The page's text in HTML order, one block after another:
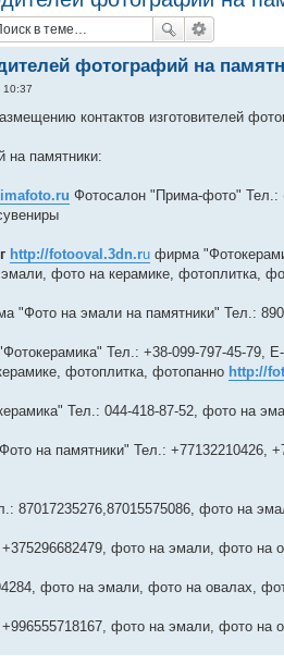
фотографий на
10:37
контактов изготовителей
на памятники:
Фотосалон "Прима-фото" Тел.:
http://fotooval.3dn.ru фирма
фото на керамике, фотоплитка,
"Фото на эмали на памятники" Тел.:
Тел.: +38-099-797-45-79,
фотоплитка, фотопанно http://
Тел.: 044-418-87-52, фото на
на памятники" Тел.: +77132210426,
87017235276,87015575086, фото на
фото на эмали, фото на
фото на эмали, фото на овалах,
фото на эмали, фото на